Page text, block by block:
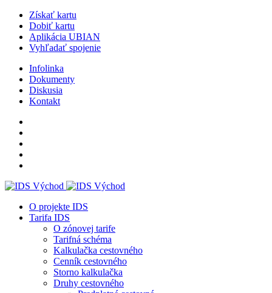
Získať kartu
Dobiť kartu
Aplikácia UBIAN
Vyhľadať spojenie
Infolinka
Dokumenty
Diskusia
Kontakt
O projekte IDS
Tarifa IDS
O zónovej tarife
Tarifná schéma
Kalkulačka cestovného
Cenník cestovného
Storno kalkulačka
Druhy cestovného